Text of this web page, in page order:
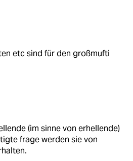
etc sind für den großmufti
(im sinne von erhellende)
frage werden sie von